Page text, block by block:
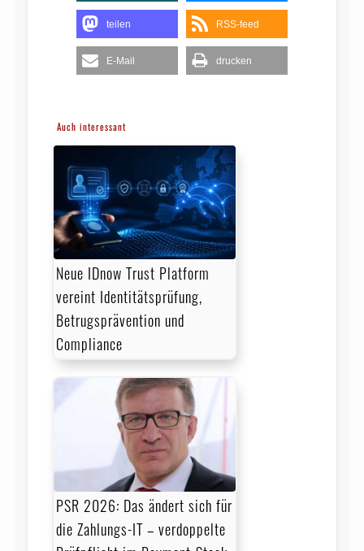
teilen RSS-feed
E-Mail drucken
Auch interessant
Neue IDnow Trust Platform
vereint Identitätsprüfung,
Betrugsprävention und
Compliance
PSR 2026: Das ändert sich für
die Zahlungs-IT – verdoppelte